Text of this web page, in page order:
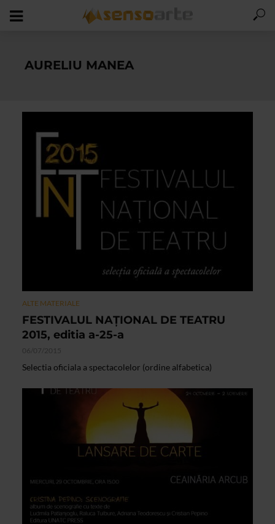
AURELIU MANEA
ALTE MATERIALE
FESTIVALUL NAŢIONAL DE TEATRU
2015, editia a-25-a
06/07/2015
Selectia oficiala a spectacolelor (ordine alfabetica)